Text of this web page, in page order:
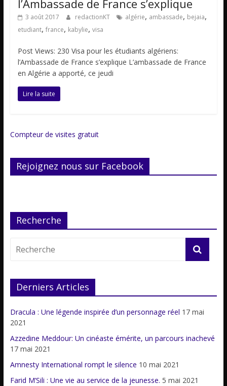
l’Ambassade de France s’explique
3 août 2017 redactionKT algérie, ambassade, bejaia,
etudiant, france, kabylie, visa
Post Views: 230 Visa pour les étudiants algériens:
l’Ambassade de France s’explique L’ambassade de France
en Algérie a apporté, ce jeudi
Lire la suite
Compteur de visites gratuit
Rejoignez nous sur Facebook
Recherche
Derniers Articles
Dracula : Une légende inspirée d’un personnage réel 17 mai
2021
Azzedine Meddour: Un cinéaste émérite, un parcours inachevé
17 mai 2021
Amnesty International rompt le silence 10 mai 2021
Farid M’Sili : Une vie au service de la jeunesse. 5 mai 2021